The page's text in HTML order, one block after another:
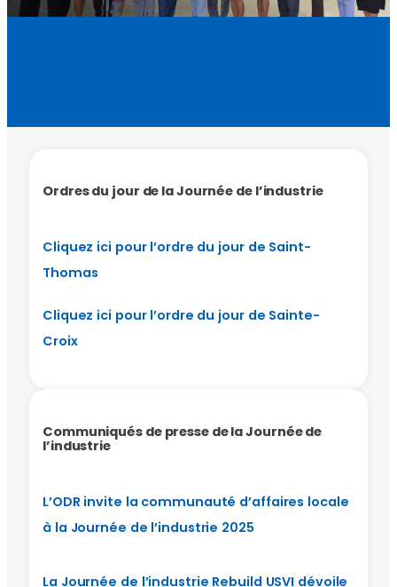
Ordres du jour de la Journée de l’industrie
Cliquez ici pour l’ordre du jour de Saint-
Thomas
Cliquez ici pour l’ordre du jour de Sainte-
Croix
Communiqués de presse de la Journée de
l’industrie
L’ODR invite la communauté d’affaires locale
à la Journée de l’industrie 2025
La Journée de l’industrie Rebuild USVI dévoile